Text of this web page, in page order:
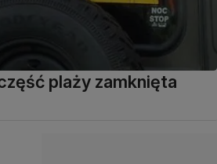
plaży zamknięta